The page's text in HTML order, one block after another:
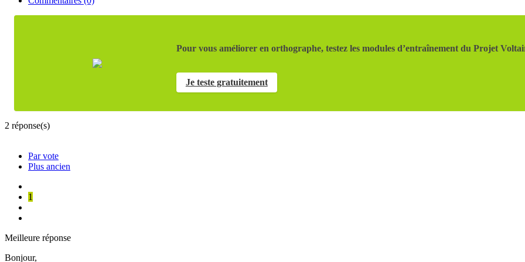
Pour vous améliorer en orthographe, testez les modules d’entraînement du Projet
Je teste gratuitement
2 réponse(s)
Par vote
Plus ancien
1
Meilleure réponse
Bonjour,